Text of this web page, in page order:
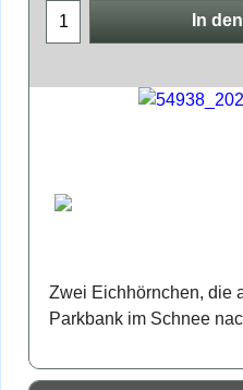
In
Zwei Eichhörnchen, die
Parkbank im Schnee